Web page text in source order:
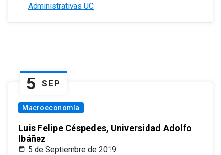
Administrativas UC
5 SEP
Macroeconomía
Luis Felipe Céspedes, Universidad Adolfo
Ibáñez
5 de Septiembre de 2019